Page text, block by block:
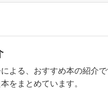
よる、おすすめ本の紹介
をまとめています。